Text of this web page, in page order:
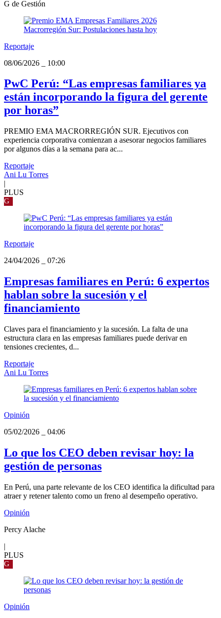
G de Gestión
Reportaje
08/06/2026
10:00
PwC Perú: “Las empresas familiares ya
están incorporando la figura del gerente
por horas”
PREMIO EMA MACRORREGIÓN SUR. Ejecutivos con
experiencia corporativa comienzan a asesorar negocios familiares
por algunos días a la semana para ac...
Reportaje
Ani Lu Torres
|
PLUS
G
Reportaje
24/04/2026
07:26
Empresas familiares en Perú: 6 expertos
hablan sobre la sucesión y el
financiamiento
Claves para el financiamiento y la sucesión. La falta de una
estructura clara en las empresas familiares puede derivar en
tensiones crecientes, d...
Reportaje
Ani Lu Torres
Opinión
05/02/2026
04:06
Lo que los CEO deben revisar hoy: la
gestión de personas
En Perú, una parte relevante de los CEO identifica la dificultad para
atraer y retener talento como un freno al desempeño operativo.
Opinión
Percy Alache
|
PLUS
G
Opinión